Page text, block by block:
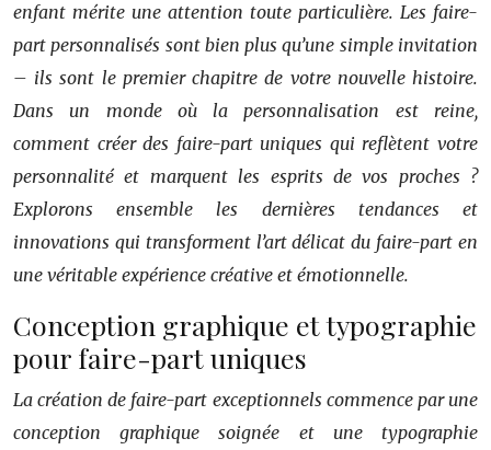
enfant mérite une attention toute particulière. Les faire-
part personnalisés sont bien plus qu’une simple invitation
– ils sont le premier chapitre de votre nouvelle histoire.
Dans un monde où la personnalisation est reine,
comment créer des faire-part uniques qui reflètent votre
personnalité et marquent les esprits de vos proches ?
Explorons ensemble les dernières tendances et
innovations qui transforment l’art délicat du faire-part en
une véritable expérience créative et émotionnelle.
Conception graphique et typographie
pour faire-part uniques
La création de faire-part exceptionnels commence par une
conception graphique soignée et une typographie